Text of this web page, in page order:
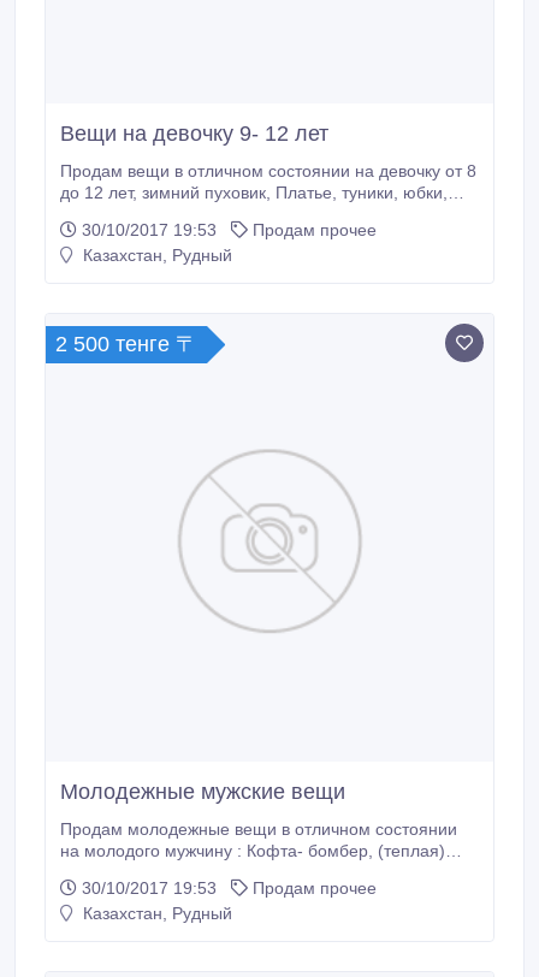
Вещи на девочку 9- 12 лет
Продам вещи в отличном состоянии на девочку от 8
до 12 лет, зимний пуховик, Платье, туники, юбки,
вещи. Цена договорная, .
30/10/2017 19:53
Продам прочее
Казахстан, Рудный
2 500 тенге 〒
Молодежные мужские вещи
Продам молодежные вещи в отличном состоянии
на молодого мужчину : Кофта- бомбер, (теплая)
Nike, черная кофта на замке с пуговицами. Рубашка
с длинным рукавом в клеточку Джинсы , брюки ,
30/10/2017 19:53
Продам прочее
Казахстан, Рудный